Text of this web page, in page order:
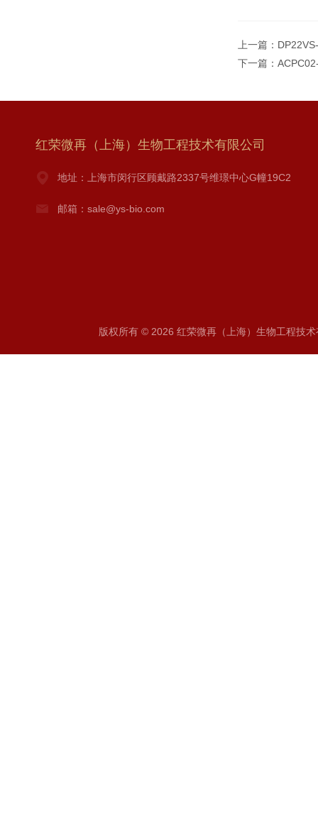
上一篇：
下一篇：
红荣微再（上海）生物工程技术有限公司
地址：上海市闵行区顾戴路2337号维璟中心G幢19C2
邮箱：sale@ys-bio.com
版权所有 © 2026 红荣微再（上海）生物工程技